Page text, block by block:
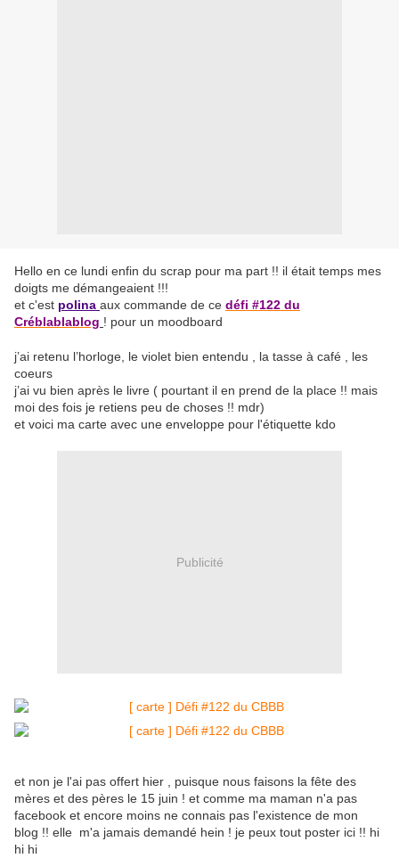
Hello en ce lundi enfin du scrap pour ma part !! il était temps mes
doigts me démangeaient !!!
et c'est polina aux commande de ce défi #122 du
Créblablablog ! pour un moodboard
j’ai retenu l’horloge, le violet bien entendu , la tasse à café , les
coeurs
j’ai vu bien après le livre ( pourtant il en prend de la place !! mais
moi des fois je retiens peu de choses !! mdr)
et voici ma carte avec une enveloppe pour l'étiquette kdo
Publicité
et non je l'ai pas offert hier , puisque nous faisons la fête des
mères et des pères le 15 juin ! et comme ma maman n'a pas
facebook et encore moins ne connais pas l'existence de mon
blog !! elle m'a jamais demandé hein ! je peux tout poster ici !! hi
hi hi